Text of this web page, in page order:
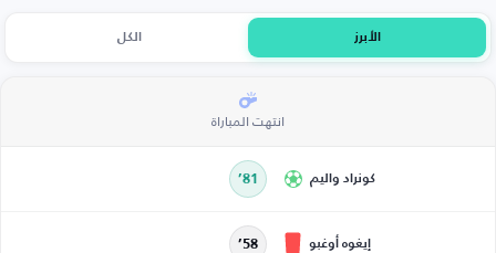
الأبرز الكل
انتهت المباراة
كونراد واليم 81’
إيغوه أوغبو 58’